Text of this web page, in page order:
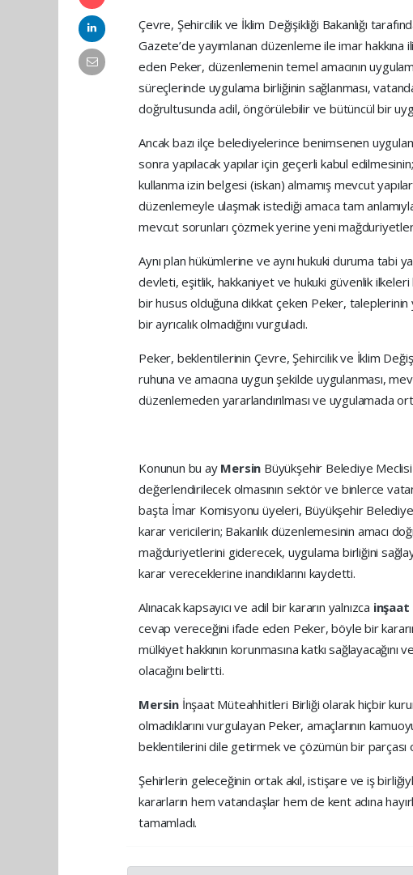
Çevre, Şehircilik ve İklim Değişikliği Bakanlığı
Gazete’de yayımlanan düzenleme ile imar
eden Peker, düzenlemenin temel amacının
süreçlerinde uygulama birliğinin sağlanması,
doğrultusunda adil, öngörülebilir ve bütüncül bir
Ancak bazı ilçe belediyelerince benimsenen
sonra yapılacak yapılar için geçerli kabul
kullanma izin belgesi (iskan) almamış mevcut
düzenlemeyle ulaşmak istediği amaca tam
mevcut sorunları çözmek yerine yeni
Aynı plan hükümlerine ve aynı hukuki duruma tabi
devleti, eşitlik, hakkaniyet ve hukuki güvenlik
bir husus olduğuna dikkat çeken Peker, taleplerinin
bir ayrıcalık olmadığını vurguladı.
Peker, beklentilerinin Çevre, Şehircilik ve İklim
ruhuna ve amacına uygun şekilde uygulanması,
düzenlemeden yararlandırılması ve uygulamada
Konunun bu ay Mersin Büyükşehir Belediye
değerlendirilecek olmasının sektör ve binlerce
başta İmar Komisyonu üyeleri, Büyükşehir
karar vericilerin; Bakanlık düzenlemesinin amacı
mağduriyetlerini giderecek, uygulama birliğini
karar vereceklerine inandıklarını kaydetti.
Alınacak kapsayıcı ve adil bir kararın yalnızca inşaat
cevap vereceğini ifade eden Peker, böyle bir
mülkiyet hakkının korunmasına katkı
olacağını belirtti.
Mersin İnşaat Müteahhitleri Birliği olarak hiçbir
olmadıklarını vurgulayan Peker, amaçlarının
beklentilerini dile getirmek ve çözümün bir parçası
Şehirlerin geleceğinin ortak akıl, istişare ve iş
kararların hem vatandaşlar hem de kent adına
tamamladı.